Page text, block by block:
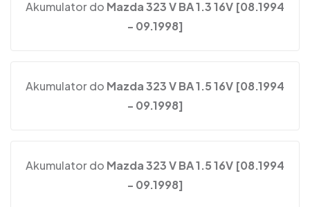
Akumulator do Mazda 323 V BA 1.3 16V [08.1994
- 09.1998]
Akumulator do Mazda 323 V BA 1.5 16V [08.1994
- 09.1998]
Akumulator do Mazda 323 V BA 1.5 16V [08.1994
- 09.1998]